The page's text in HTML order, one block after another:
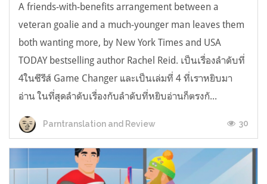
A friends-with-benefits arrangement between a
veteran goalie and a much-younger man leaves them
both wanting more, by New York Times and USA
TODAY bestselling author Rachel Reid. เป็นเรื่องลำดับที่
4ในซีรีส์ Game Changer และเป็นเล่มที่ 4 ที่เราหยิบมา
อ่าน ในที่สุดลำดับเรื่องกับลำดับที่หยิบอ่านก็ตรงกั...
Parntranslation and Review 30